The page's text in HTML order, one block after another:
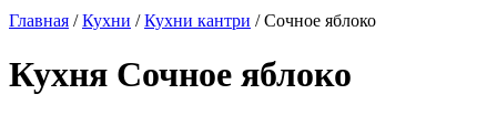
Главная /Кухни /Кухни кантри / Сочное яблоко
Кухня Сочное яблоко